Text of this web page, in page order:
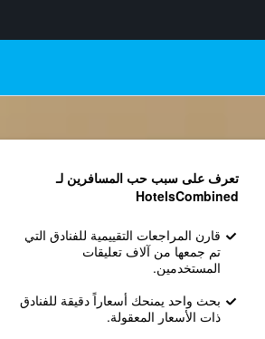
تعرف على سبب حب المسافرين لـ
HotelsCombined
قارن المراجعات التقييمية للفنادق التي
تم جمعها من آلاف تعليقات
المستخدمين.
بحث واحد يمنحك أسعاراً دقيقة للفنادق
ذات الأسعار المعقولة.